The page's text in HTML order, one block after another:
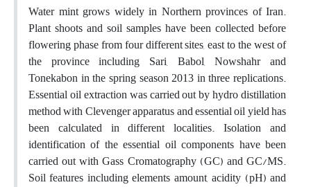
Water mint grows widely in Northern provinces of Iran.
Plant shoots and soil samples have been collected before
flowering phase from four different sites, east to the west of
the province including Sari, Babol, Nowshahr and
Tonekabon in the spring season 2013 in three replications.
Essential oil extraction was carried out by hydro distillation
method with Clevenger apparatus and essential oil yield has
been calculated in different localities. Isolation and
identification of the essential oil components have been
carried out with Gass Cromatography (GC) and GC/MS.
Soil features including elements amount, acidity (pH) and